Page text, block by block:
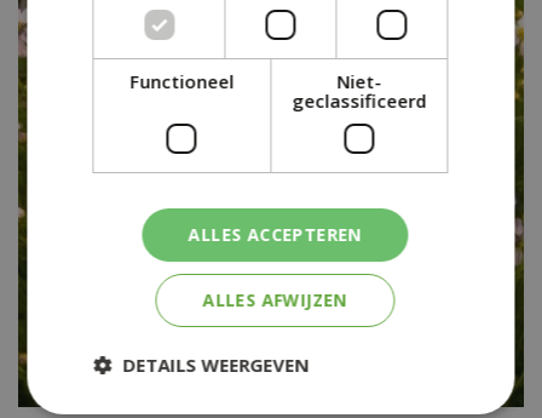
Functioneel
Niet-
geclassificeerd
ALLES ACCEPTEREN
ALLES AFWIJZEN
DETAILS WEERGEVEN